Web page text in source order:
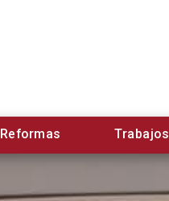
Reformas Trabajos